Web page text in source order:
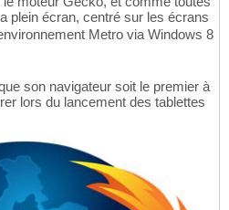
plein écran, centré sur les écrans
Metro via Windows 8
son navigateur soit le premier à
lors du lancement des tablettes